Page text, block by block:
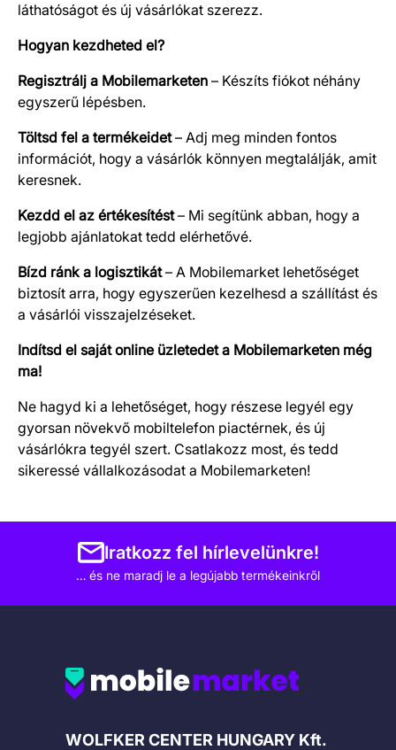
láthatóságot és új vásárlókat szerezz.
Hogyan kezdheted el?
Regisztrálj a Mobilemarketen – Készíts fiókot néhány
egyszerű lépésben.
Töltsd fel a termékeidet– Adj meg minden fontos
információt, hogy a vásárlók könnyen megtalálják, amit
keresnek.
Kezdd el az értékesítést– Mi segítünk abban, hogy a
legjobb ajánlatokat tedd elérhetővé.
Bízd ránk a logisztikát– A Mobilemarket lehetőséget
biztosít arra, hogy egyszerűen kezelhesd a szállítást és
a vásárlói visszajelzéseket.
Indítsd el saját online üzletedet a Mobilemarketen még
ma!
Ne hagyd ki a lehetőséget, hogy részese legyél egy
gyorsan növekvő mobiltelefon piactérnek, és új
vásárlókra tegyél szert. Csatlakozz most, és tedd
sikeressé vállalkozásodat a Mobilemarketen!
Iratkozz fel hírlevelünkre!
… és ne maradj le a legújabb termékeinkről
Cégadatok
WOLFKER CENTER HUNGARY Kft.